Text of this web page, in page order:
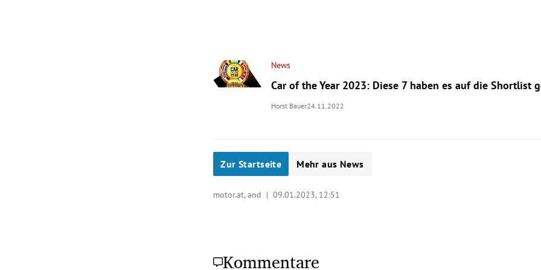
News
Car of the Year 2023: Diese 7 haben es auf die Shortlist
Horst Bauer24.11.2022
Zur Startseite Mehr aus News
motor.at, and |09.01.2023, 12:51
Kommentare